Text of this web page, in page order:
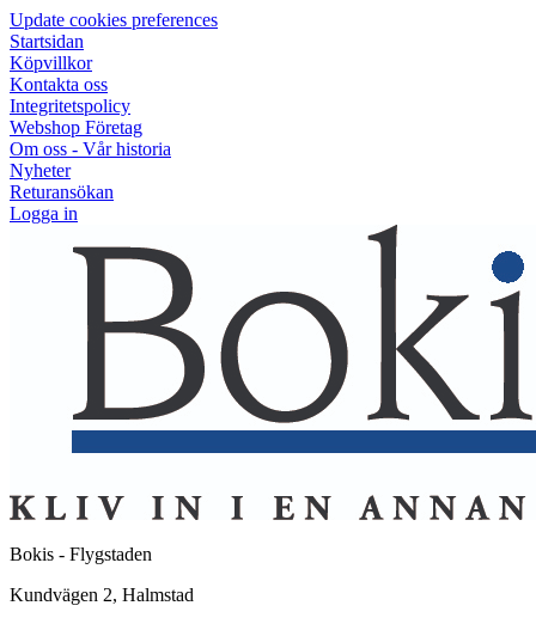
Update cookies preferences
Startsidan
Köpvillkor
Kontakta oss
Integritetspolicy
Webshop Företag
Om oss - Vår historia
Nyheter
Returansökan
Logga in
Bokis - Flygstaden
Kundvägen 2, Halmstad